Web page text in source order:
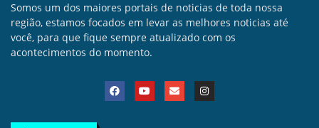
Somos um dos maiores portais de noticias de toda nossa
região, estamos focados em levar as melhores noticias até
você, para que fique sempre atualizado com os
acontecimentos do momento.